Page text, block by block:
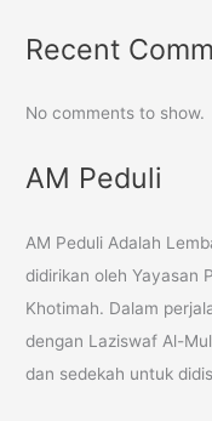
Recent
No comments to show.
AM Peduli
AM Peduli Adalah
didirikan oleh Yayasan
Khotimah. Dalam
dengan Laziswaf Al-
dan sedekah untuk